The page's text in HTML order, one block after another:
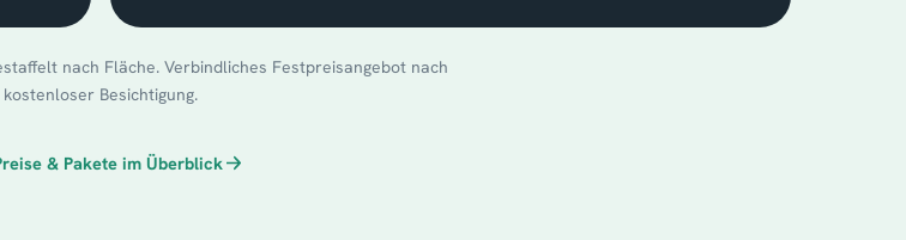
nach Fläche. Verbindliches Festpreisangebot nach
kostenloser Besichtigung.
& Pakete im Überblick